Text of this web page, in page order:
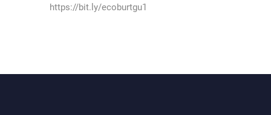
https://bit.ly/ecoburtgu1